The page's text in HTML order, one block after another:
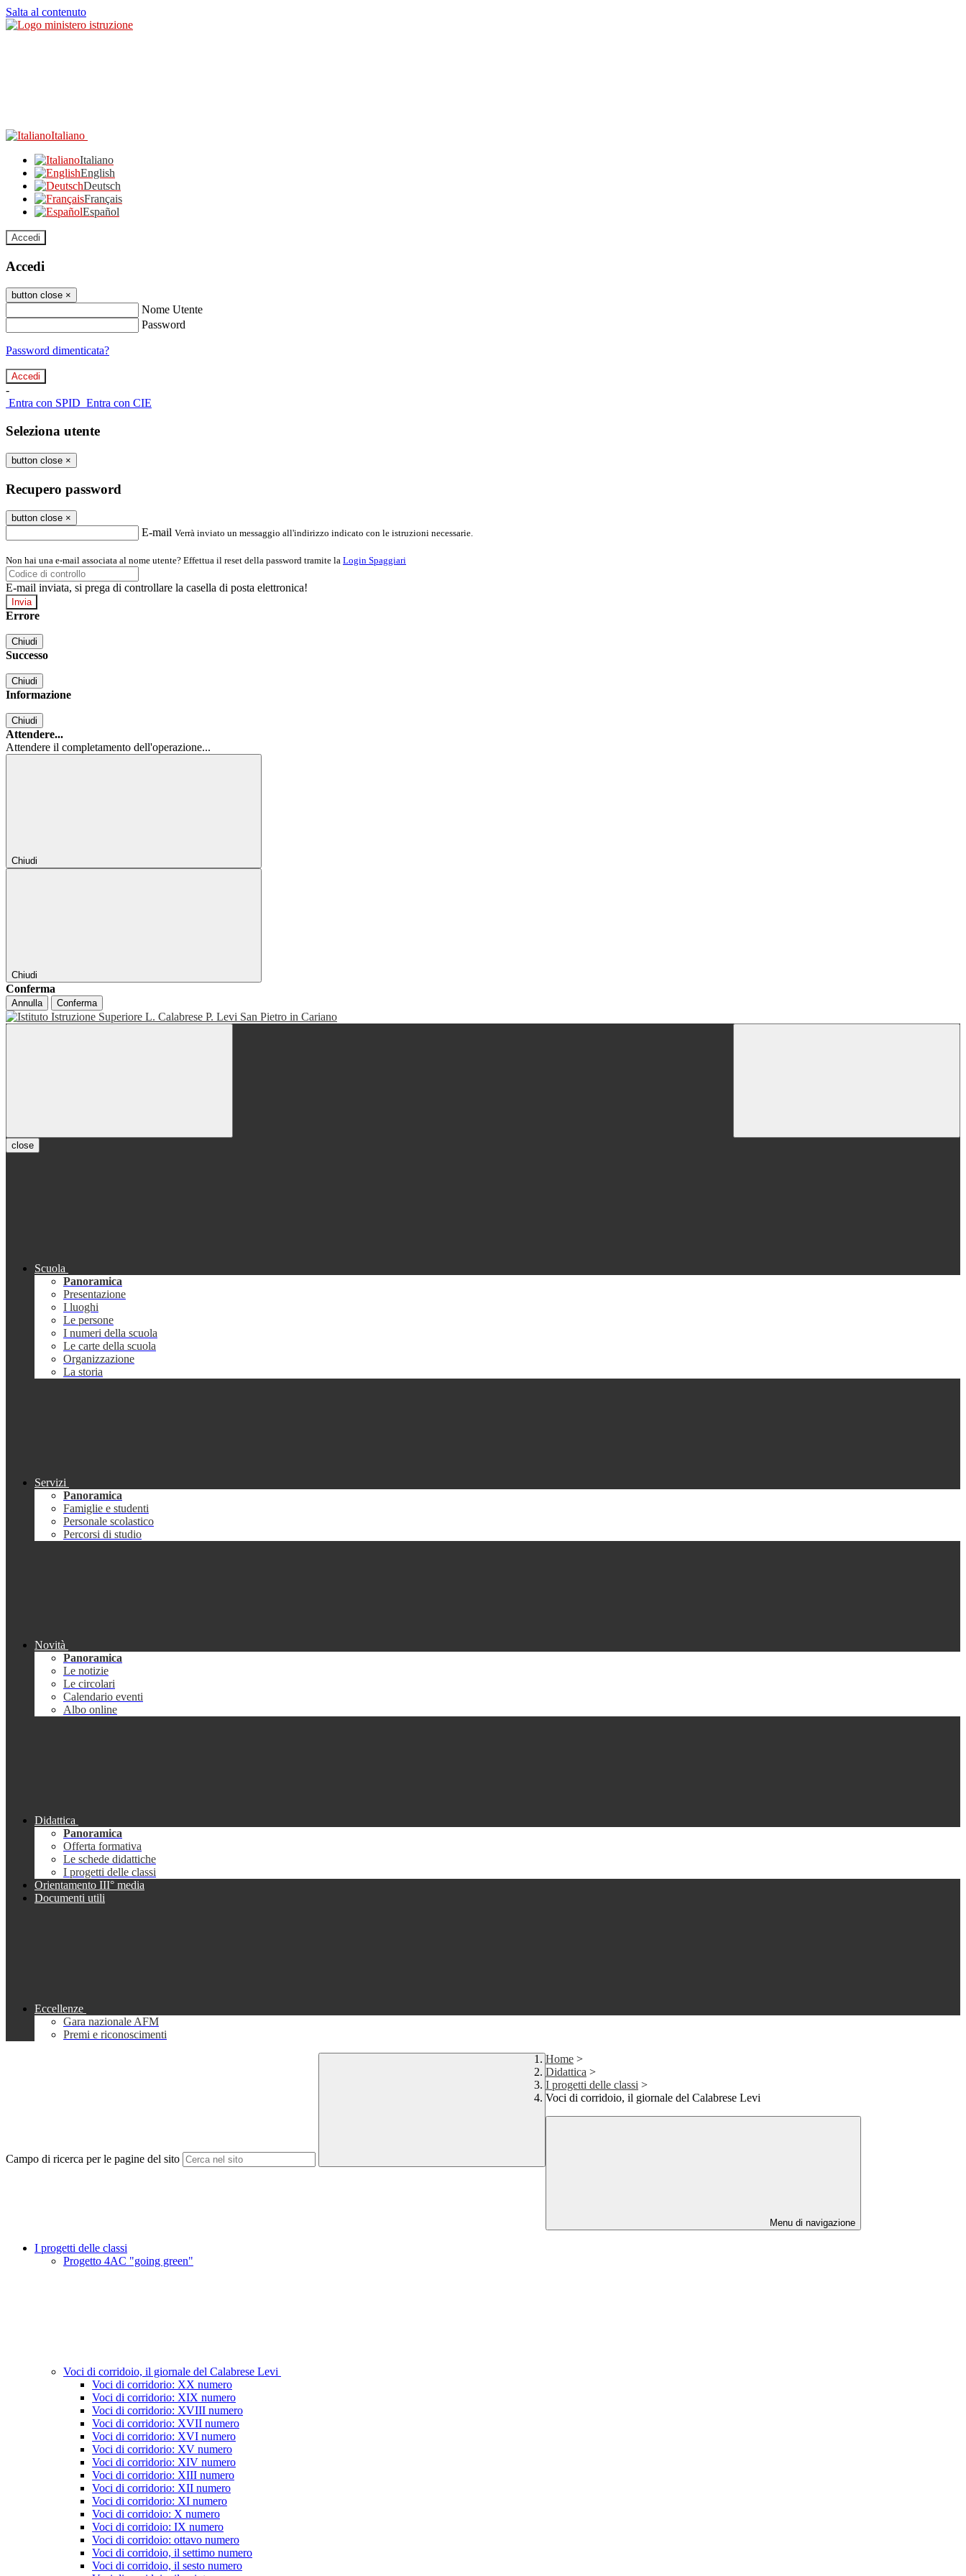
Salta al contenuto
Italiano
Italiano
English
Deutsch
Français
Español
Accedi
Accedi
button close ×
Nome Utente
Password
Password dimenticata?
-
Entra con SPID Entra con CIE
Seleziona utente
button close ×
Recupero password
button close ×
E-mail Verrà inviato un messaggio all'indirizzo indicato con le istruzioni necessarie.
Non hai una e-mail associata al nome utente? Effettua il reset della password tramite la Login Spaggiari
E-mail inviata, si prega di controllare la casella di posta elettronica!
Errore
Chiudi
Successo
Chiudi
Informazione
Chiudi
Attendere...
Attendere il completamento dell'operazione...
Chiudi
Chiudi
Conferma
Annulla Conferma
close
Scuola
Panoramica
Presentazione
I luoghi
Le persone
I numeri della scuola
Le carte della scuola
Organizzazione
La storia
Servizi
Panoramica
Famiglie e studenti
Personale scolastico
Percorsi di studio
Novità
Panoramica
Le notizie
Le circolari
Calendario eventi
Albo online
Didattica
Panoramica
Offerta formativa
Le schede didattiche
I progetti delle classi
Orientamento III° media
Documenti utili
Eccellenze
Gara nazionale AFM
Premi e riconoscimenti
Campo di ricerca per le pagine del sito
Home >
Didattica >
I progetti delle classi >
Voci di corridoio, il giornale del Calabrese Levi
Menu di navigazione
I progetti delle classi
Progetto 4AC "going green"
Voci di corridoio, il giornale del Calabrese Levi
Voci di corridorio: XX numero
Voci di corridorio: XIX numero
Voci di corridorio: XVIII numero
Voci di corridorio: XVII numero
Voci di corridorio: XVI numero
Voci di corridorio: XV numero
Voci di corridorio: XIV numero
Voci di corridorio: XIII numero
Voci di corridorio: XII numero
Voci di corridorio: XI numero
Voci di corridoio: X numero
Voci di corridoio: IX numero
Voci di corridoio: ottavo numero
Voci di corridoio, il settimo numero
Voci di corridoio, il sesto numero